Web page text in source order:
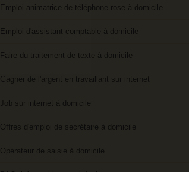
Emploi animatrice de téléphone rose à domicile
Emploi d'assistant comptable à domicile
Faire du traitement de texte à domicile
Gagner de l'argent en travaillant sur internet
Job sur internet à domicile
Offres d'emploi de secrétaire à domicile
Opérateur de saisie à domicile